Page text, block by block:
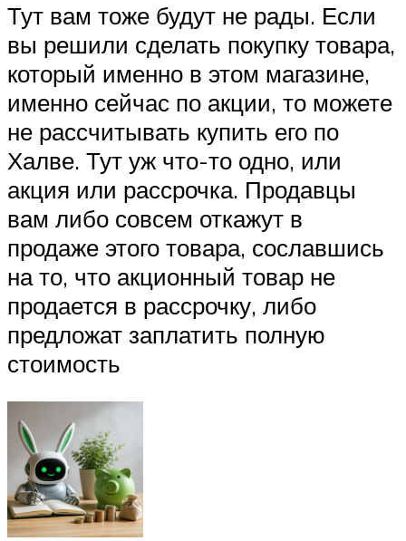
Тут вам тоже будут не рады. Если
вы решили сделать покупку товара,
который именно в этом магазине,
именно сейчас по акции, то можете
не рассчитывать купить его по
Халве. Тут уж что-то одно, или
акция или рассрочка. Продавцы
вам либо совсем откажут в
продаже этого товара, сославшись
на то, что акционный товар не
продается в рассрочку, либо
предложат заплатить полную
стоимость